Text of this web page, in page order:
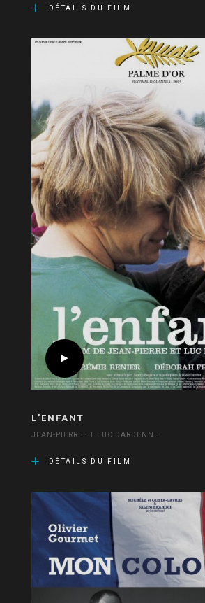
DÉTAILS DU FILM
L’ENFANT
JEAN-PIERRE ET LUC DARDENNE
DÉTAILS DU FILM